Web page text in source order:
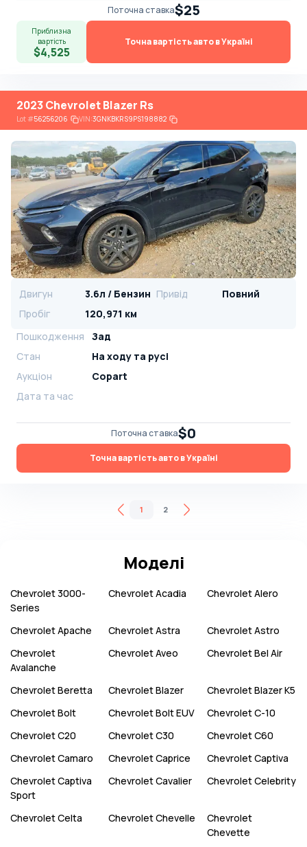
Поточна ставка$25
Приблизна
вартість
$4,525
Точна вартість авто в Україні
2023 Chevrolet Blazer Rs
Lot#56256206 VIN:3GNKBKRS9PS198882
Двигун 3.6л / Бензин Привід
Повний
Пробіг
120,971 км
Пошкодження
Зад
Стан
На ​​ходу та русі
Аукціон
Copart
Дата та час
Поточна ставка$0
Точна вартість авто в Україні
1 2
Моделі
Chevrolet3000-
Series
ChevroletAcadia ChevroletAlero
ChevroletApache ChevroletAstra ChevroletAstro
Chevrolet
Avalanche
ChevroletAveo ChevroletBel Air
ChevroletBeretta ChevroletBlazer ChevroletBlazer K5
ChevroletBolt ChevroletBolt EUV ChevroletC-10
ChevroletC20 ChevroletC30 ChevroletC60
ChevroletCamaro ChevroletCaprice ChevroletCaptiva
ChevroletCaptiva
Sport
ChevroletCavalier ChevroletCelebrity
ChevroletCelta ChevroletChevelle
Chevrolet
Chevette